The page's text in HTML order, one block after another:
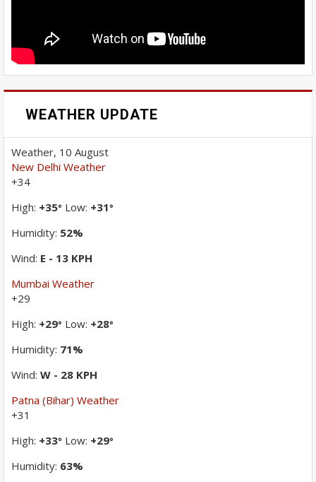
WEATHER UPDATE
Weather, 10 August
New Delhi Weather
+34
High: +35° Low: +31°
Humidity: 52%
Wind: E - 13 KPH
Mumbai Weather
+29
High: +29° Low: +28°
Humidity: 71%
Wind: W - 28 KPH
Patna (Bihar) Weather
+31
High: +33° Low: +29°
Humidity: 63%